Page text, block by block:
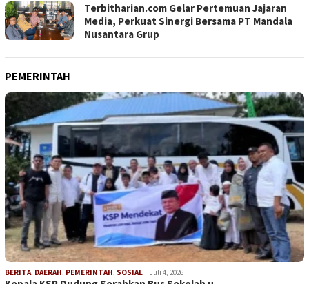
Terbitharian.com Gelar Pertemuan Jajaran
Media, Perkuat Sinergi Bersama PT Mandala
Nusantara Grup
PEMERINTAH
BERITA, DAERAH, PEMERINTAH, SOSIAL Juli 4, 2026